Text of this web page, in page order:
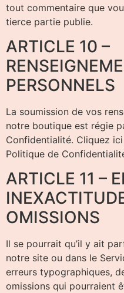
tout commentaire que
tierce partie publie.
ARTICLE 10 –
PERSONNELS
La soumission de vos
notre boutique est régie
Confidentialité. Cliquez
Politique de
ARTICLE 11 –
OMISSIONS
Il se pourrait qu’il y ait
notre site ou dans le
erreurs typographiques,
omissions qui pourraient